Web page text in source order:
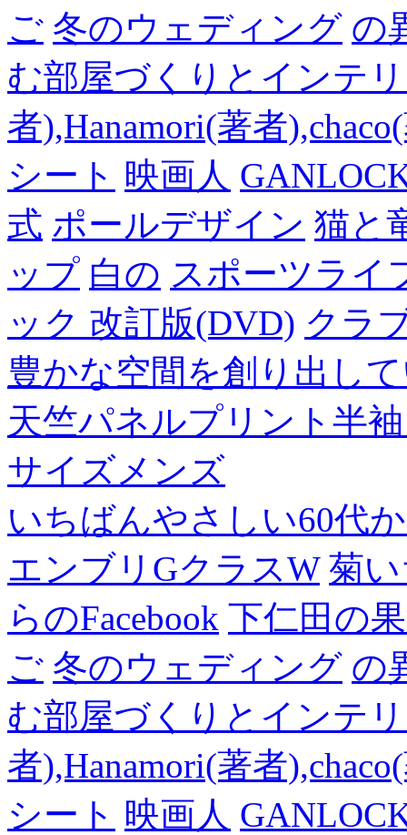
ご 冬のウェディング の
む部屋づくりとインテ
者),Hanamori(著者
シート 映画人
式 ポールデザイン 猫と
ップ 白の スポーツライ
ック 改訂版(DVD) クラ
豊かな空間を創り出し
天竺パネルプリント半
サイズメンズ
いちばんやさしい60代
エンブリGクラスW 菊
らのFacebook 下仁田の
ご 冬のウェディング の
む部屋づくりとインテ
者),Hanamori(著者
シート 映画人